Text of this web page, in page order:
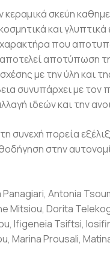
σκεύη
και
που
αποτύπωση
με την ύλη και
συνυπάρχει με
ιδεών και την
συνεχή πορεία
στην
Antonia
Mitsiou, Dorita
Ifigeneia Tsiftsi,
Marina Prousali,